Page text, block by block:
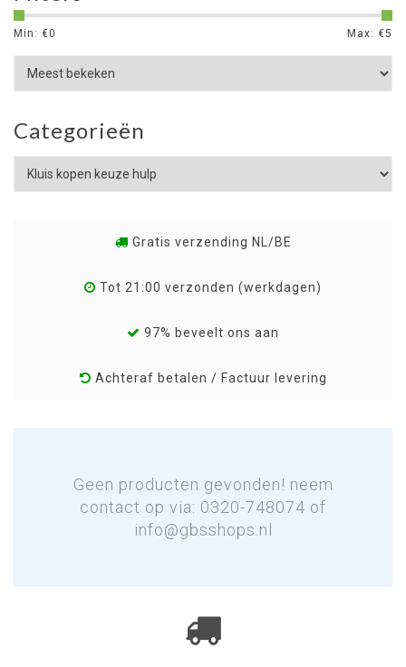
Min: €0 Max: €5
Categorieën
Gratis verzending NL/BE
Tot 21:00 verzonden (werkdagen)
97% beveelt ons aan
Achteraf betalen / Factuur levering
Geen producten gevonden! neem
contact op via: 0320-748074 of
info@gbsshops.nl